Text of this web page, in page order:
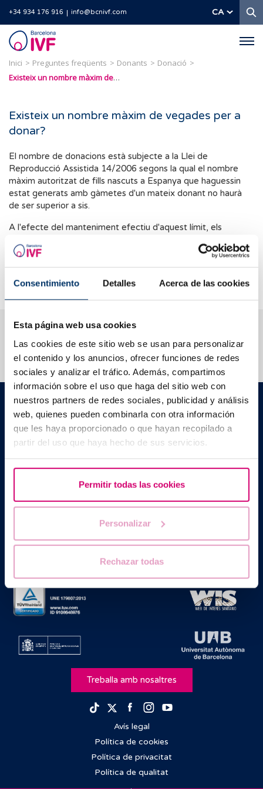
Consentimiento Detalles Acerca de las cookies
Esta página web usa cookies
Las cookies de este sitio web se usan para personalizar
el contenido y los anuncios, ofrecer funciones de redes
sociales y analizar el tráfico. Además, compartimos
información sobre el uso que haga del sitio web con
nuestros partners de redes sociales, publicidad y análisis
web, quienes pueden combinarla con otra información
que les haya proporcionado o que hayan recopilado a
partir del uso que haya hecho de sus servicios.
Permitir todas las cookies
Personalizar
Rechazar todas
+34 934 176 916 info@bcnivf.com CA
Barcelona
IVF
Inici Preguntes freqüents Donants
Donació
Existeix un nombre màxim de vegades per a donar?
Existeix un nombre màxim de vegades per a
donar?
El nombre de donacions està subjecte a la Llei de
Reproducció Assistida 14/2006 segons la qual el nombre
màxim autoritzat de fills nascuts a Espanya que haguessin
estat generats amb gàmetes d'un mateix donant no haurà
de ser superior a sis.
A l'efecte del manteniment efectiu d'aquest límit, els
altres prèvies, així com les condicions d'aquestes, i indicar el
T’ajudem a resoldre els teus dubtes
Barcelona IVF
Edifici Planetarium
Escoles Pies, 103. 08017 Barcelona, Espanya
+34 934 176 916
| info@bcnivf.com
Barcelona IVF és un centre sanitari homologat per la Generalitat de
Catalunya autoritzat com a Centre de Reproducció Humana
Assistida amb el codi núm. E08050604
Treballa amb nosaltres
TikTokTwitterFacebook
Instagram
Avís legal
Política de cookies
Política de privacitat
Política de qualitat